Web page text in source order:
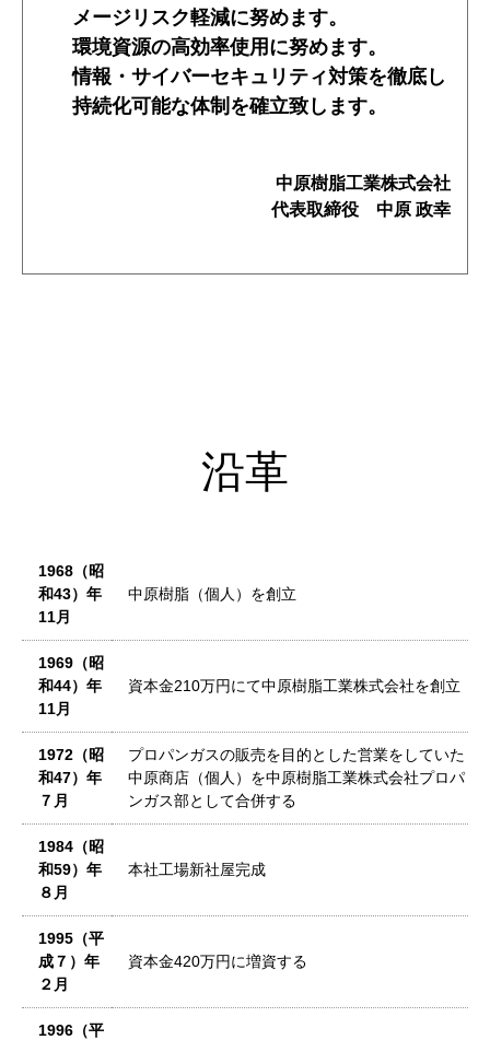
メージリスク軽減に努めます。
環境資源の高効率使用に努めます。
情報・サイバーセキュリティ対策を徹底し
持続化可能な体制を確立致します。
中原樹脂工業株式会社
代表取締役 中原 政幸
沿革
1968（昭
和43）年
11月
中原樹脂（個人）を創立
1969（昭
和44）年
11月
資本金210万円にて中原樹脂工業株式会社を創立
1972（昭
和47）年
７月
プロパンガスの販売を目的とした営業をしていた
中原商店（個人）を中原樹脂工業株式会社プロパ
ンガス部として合併する
1984（昭
和59）年
８月
本社工場新社屋完成
1995（平
成７）年
２月
資本金420万円に増資する
1996（平